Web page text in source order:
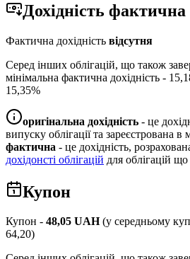
Дохідність фактична
Фактична дохідність відсутня
Серед інших облігацій, що також
мінімальна фактична дохідність -
15,35%
оригінальна дохідність - це
випуску облігації та зареєстрована в
фактична - це дохідність,
дохідонсті облігацій для облігацій
Купон
Купон - 48,05 UAH (у середньому
64,20)